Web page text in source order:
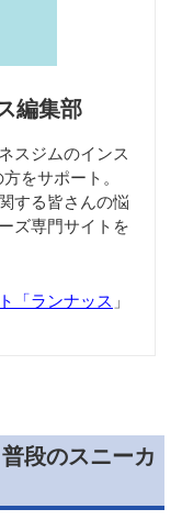
編集部
スジムのインス
をサポート。
する皆さんの悩
ズ専門サイトを
「ランナッス 」
段のスニーカ